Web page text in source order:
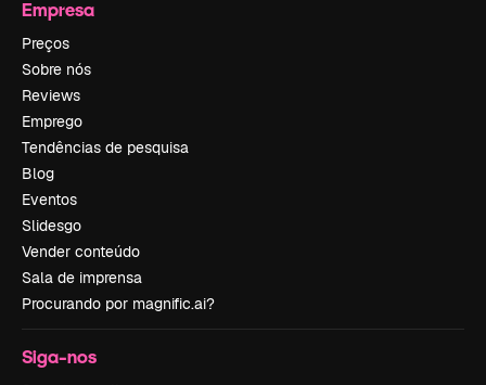
Empresa
Preços
Sobre nós
Reviews
Emprego
Tendências de pesquisa
Blog
Eventos
Slidesgo
Vender conteúdo
Sala de imprensa
Procurando por magnific.ai?
Siga-nos